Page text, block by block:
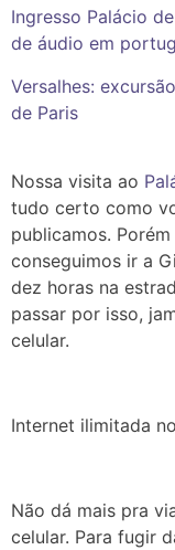
Ingresso Palácio
de áudio em
Versalhes:
de Paris
Nossa visita ao
tudo certo como
publicamos.
conseguimos ir a
dez horas na
passar por isso,
celular.
Internet ilimitada
Não dá mais pra
celular. Para fugir